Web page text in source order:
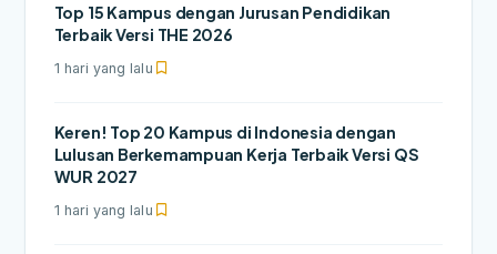
Top 15 Kampus dengan Jurusan Pendidikan
Terbaik Versi THE 2026
1 hari yang lalu
Keren! Top 20 Kampus di Indonesia dengan
Lulusan Berkemampuan Kerja Terbaik Versi QS
WUR 2027
1 hari yang lalu